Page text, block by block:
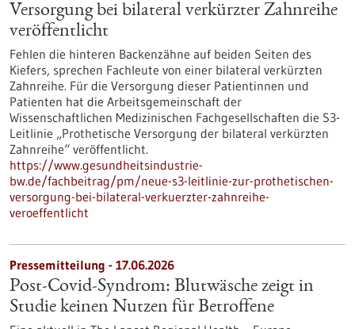
Versorgung bei bilateral verkürzter Zahnreihe
veröffentlicht
Fehlen die hinteren Backenzähne auf beiden Seiten des
Kiefers, sprechen Fachleute von einer bilateral verkürzten
Zahnreihe. Für die Versorgung dieser Patientinnen und
Patienten hat die Arbeitsgemeinschaft der
Wissenschaftlichen Medizinischen Fachgesellschaften die S3-​
Leitlinie „Prothetische Versorgung der bilateral verkürzten
Zahnreihe“ veröffentlicht.
https://www.gesundheitsindustrie-
bw.de/fachbeitrag/pm/neue-s3-leitlinie-zur-prothetischen-
versorgung-bei-bilateral-verkuerzter-zahnreihe-
veroeffentlicht
Pressemitteilung - 17.06.2026
Post-Covid-Syndrom: Blutwäsche zeigt in
Studie keinen Nutzen für Betroffene